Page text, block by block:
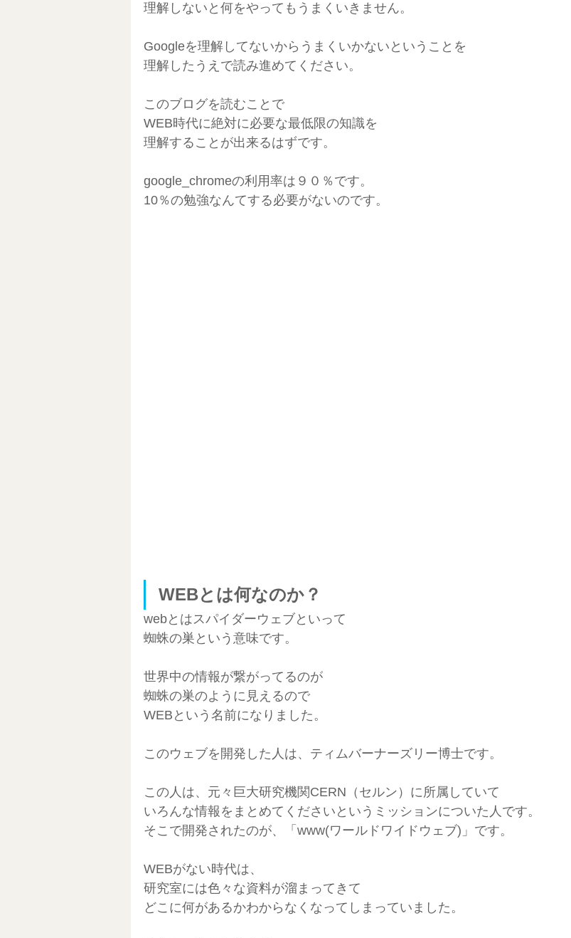
ワーケーション生活 東南アジアロングステイ
AI活用
理解しないと何をやってもうまくいきません。
Googleを理解してないからうまくいかないということを
理解したうえで読み進めてください。
このブログを読むことで
WEB時代に絶対に必要な最低限の知識を
理解することが出来るはずです。
google_chromeの利用率は９０％です。
10％の勉強なんてする必要がないのです。
WEBとは何なのか？
webとはスパイダーウェブといって
蜘蛛の巣という意味です。
世界中の情報が繋がってるのが
蜘蛛の巣のように見えるので
WEBという名前になりました。
このウェブを開発した人は、ティムバーナーズリー博士です。
この人は、元々巨大研究機関CERN（セルン）に所属していて
いろんな情報をまとめてくださいというミッションについた人です。
そこで開発されたのが、「www(ワールドワイドウェブ)」です。
WEBがない時代は、
研究室には色々な資料が溜まってきて
どこに何があるかわからなくなってしまっていました。